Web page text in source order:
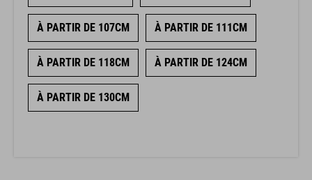
À PARTIR DE 107CM À PARTIR DE 111CM
À PARTIR DE 118CM À PARTIR DE 124CM
À PARTIR DE 130CM